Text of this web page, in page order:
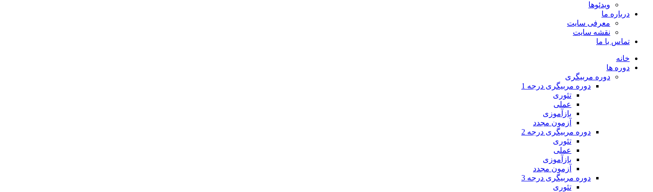
ویدئوها
درباره ما
معرفی سایت
نقشه سایت
تماس با ما
خانه
دوره ها
دوره مربیگری
دوره مربیگری درجه 1
تئوری
عملی
بازآموزی
آزمون مجدد
دوره مربیگری درجه 2
تئوری
عملی
بازآموزی
آزمون مجدد
دوره مربیگری درجه 3
تئوری